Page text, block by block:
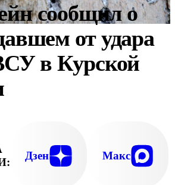
сообщил о
от удара
в Курской
Дзен Макс